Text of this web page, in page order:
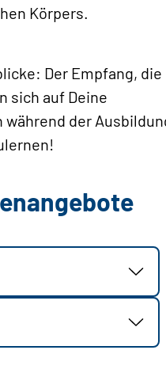
Körpers.
Der Empfang, die
sich auf Deine
der